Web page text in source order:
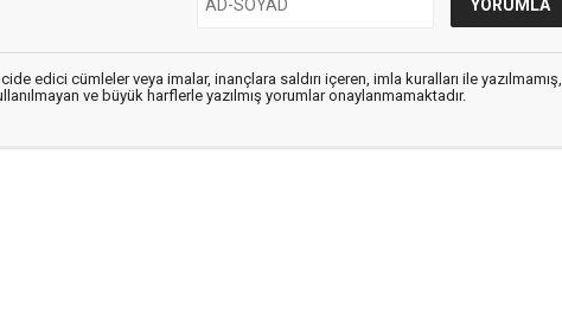
edici cümleler veya imalar, inançlara saldırı içeren, imla kuralları ile yazılmamış,
ve büyük harflerle yazılmış yorumlar onaylanmamaktadır.